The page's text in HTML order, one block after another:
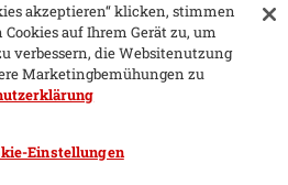
O P Q R S
W X Y Z
akzeptieren“ klicken, stimmen
auf Ihrem Gerät zu, um
verbessern, die Websitenutzung
Marketingbemühungen zu
Einstellungen